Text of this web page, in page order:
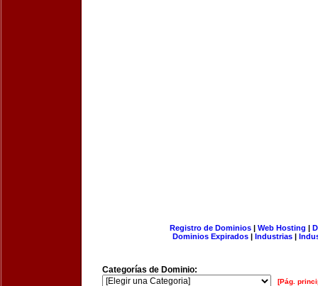
Registro de Dominios| Web Hosting |
Dominios Expirados | Industrias |
Categorías de Dominio:
[Pág.